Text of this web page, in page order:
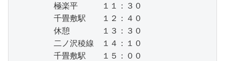
極楽平　　　１１：３０
千畳敷駅　　１２：４０
休憩　　　　１３：３０
二ノ沢稜線　１４：１０
千畳敷駅　　１５：００